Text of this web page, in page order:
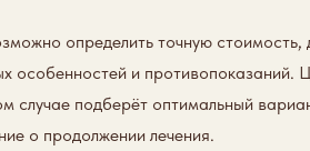
определить точную
особенностей и противопоказаний.
случае подберёт оптимальный
о продолжении лечения.